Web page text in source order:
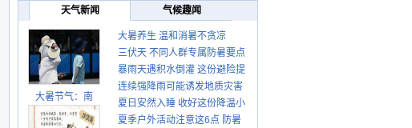
天气新闻 气候趣闻
大暑节气：南
大暑养生 温和消暑不贪凉
三伏天 不同人群专属防暑要点
请收好
暴雨天遇积水倒灌 这份避险提
示请收好
连续强降雨可能诱发地质灾害
这些前兆要知道
夏日安然入睡 收好这份降温小
贴士
夏季户外活动注意这6点 防暑